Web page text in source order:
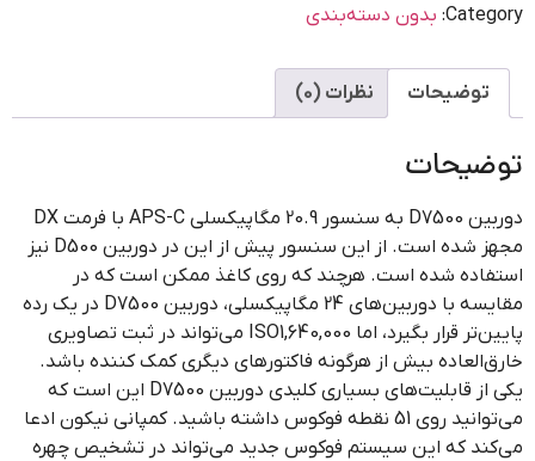
Category: بدون دسته‌بندی
توضیحات نظرات (0)
توضیحات
دوربین D7500 به سنسور 20.9 مگاپیکسلی APS-C با فرمت DX
مجهز شده است. از این سنسور پیش از این در دوربین D500 نیز
استفاده شده است. هرچند که روی کاغذ ممکن است که در
مقایسه با دوربین‌های 24 مگاپیکسلی، دوربین D7500 در یک رده
پایین‌تر قرار بگیرد، اما ISO1,640,000 می‌تواند در ثبت تصاویری
خارق‌العاده بیش از هرگونه فاکتورهای دیگری کمک کننده باشد.
یکی از قابلیت‌های بسیاری کلیدی دوربین D7500 این است که
می‌توانید روی 51 نقطه فوکوس داشته باشید. کمپانی نیکون ادعا
می‌کند که این سیستم فوکوس جدید می‌تواند در تشخیص چهره